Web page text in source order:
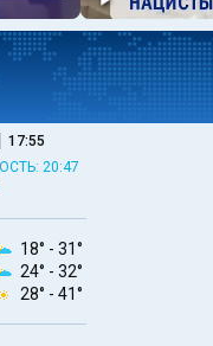
17:55
20:47
18° - 31°
24° - 32°
28° - 41°